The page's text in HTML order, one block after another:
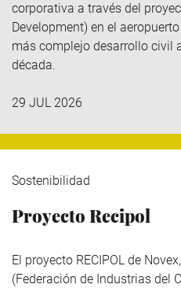
corporativa a través del
Development) en el
más complejo desarrollo civil
década.
29 JUL 2026
Sostenibilidad
Proyecto Recipol
El proyecto RECIPOL de Novex
(Federación de Industrias del